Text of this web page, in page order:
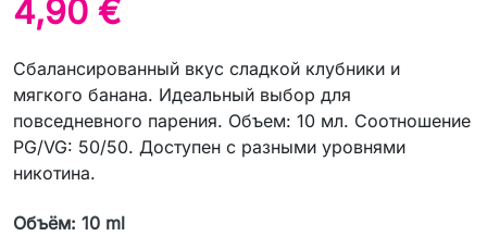
4,90 €
Сбалансированный вкус сладкой клубники и
мягкого банана. Идеальный выбор для
повседневного парения. Объем: 10 мл. Соотношение
PG/VG: 50/50. Доступен с разными уровнями
никотина.
Объём: 10 ml